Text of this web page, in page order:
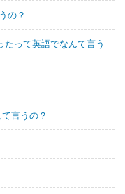
の？
って英語でなんて言う
言うの？